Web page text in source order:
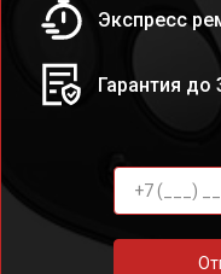
Экспресс
Гарантия до